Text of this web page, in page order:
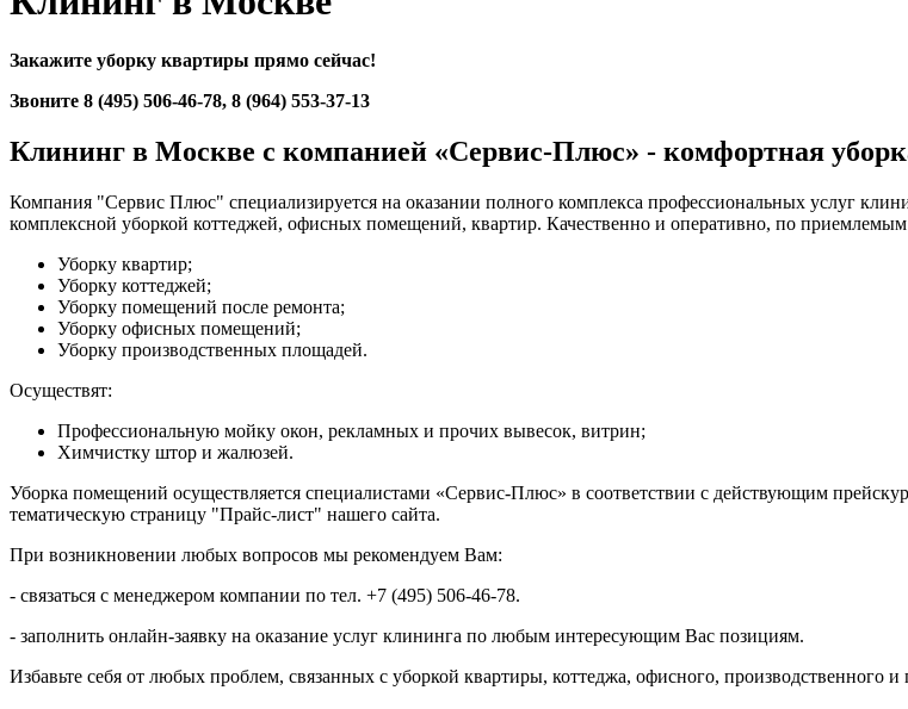
Закажите уборку квартиры прямо сейчас!
Звоните 8 (495) 506-46-78, 8 (964) 553-37-13
Клининг в Москве с компанией «Сервис-Плюс» - комфортная
Компания "Сервис Плюс" специализируется на оказании полного комплекса профессиональных услуг
комплексной уборкой коттеджей, офисных помещений, квартир. Качественно и оперативно, по
Уборку квартир;
Уборку коттеджей;
Уборку помещений после ремонта;
Уборку офисных помещений;
Уборку производственных площадей.
Осуществят:
Профессиональную мойку окон, рекламных и прочих вывесок, витрин;
Химчистку штор и жалюзей.
Уборка помещений осуществляется специалистами «Сервис-Плюс» в соответствии с действующим
тематическую страницу "Прайс-лист" нашего сайта.
При возникновении любых вопросов мы рекомендуем Вам:
- связаться с менеджером компании по тел. +7 (495) 506-46-78.
- заполнить онлайн-заявку на оказание услуг клининга по любым интересующим Вас позициям.
Избавьте себя от любых проблем, связанных с уборкой квартиры, коттеджа, офисного, производственного